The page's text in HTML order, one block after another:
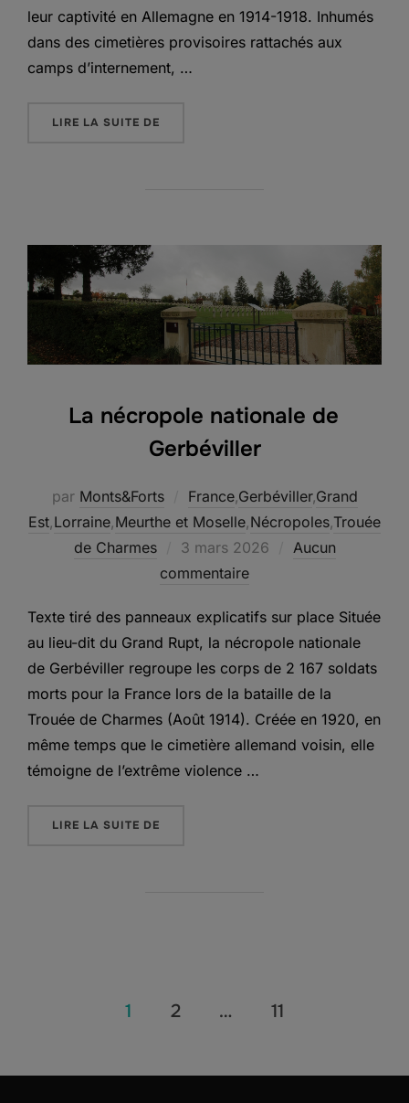
leur captivité en Allemagne en 1914-1918. Inhumés
dans des cimetières provisoires rattachés aux
camps d’internement, …
LIRE LA SUITE DE
La nécropole nationale de
Gerbéviller
par Monts&Forts France,Gerbéviller,Grand
Est,Lorraine,Meurthe et Moselle,Nécropoles,Trouée
de Charmes
Publié
le
3 mars 2026
Aucun
commentaire
Texte tiré des panneaux explicatifs sur place Située
au lieu-dit du Grand Rupt, la nécropole nationale
de Gerbéviller regroupe les corps de 2 167 soldats
morts pour la France lors de la bataille de la
Trouée de Charmes (Août 1914). Créée en 1920, en
même temps que le cimetière allemand voisin, elle
témoigne de l’extrême violence …
LIRE LA SUITE DE
Pagination
1 2 … 11